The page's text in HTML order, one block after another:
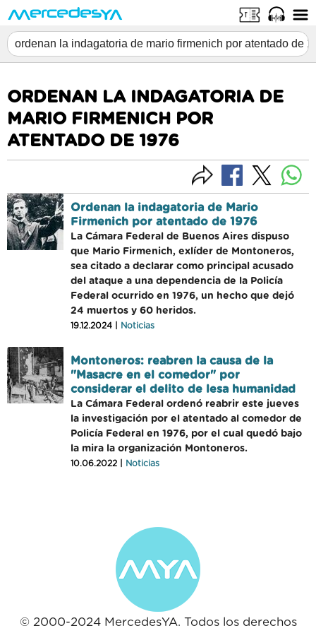
ORDENAN LA INDAGATORIA DE
MARIO FIRMENICH POR
ATENTADO DE 1976
Ordenan la indagatoria de Mario
Firmenich por atentado de 1976
La Cámara Federal de Buenos Aires dispuso
que Mario Firmenich, exlíder de Montoneros,
sea citado a declarar como principal acusado
del ataque a una dependencia de la Policía
Federal ocurrido en 1976, un hecho que dejó
24 muertos y 60 heridos.
19.12.2024 | Noticias
Montoneros: reabren la causa de la
"Masacre en el comedor" por
considerar el delito de lesa humanidad
La Cámara Federal ordenó reabrir este jueves
la investigación por el atentado al comedor de
Policía Federal en 1976, por el cual quedó bajo
la mira la organización Montoneros.
10.06.2022 | Noticias
© 2000-2024 MercedesYA. Todos los derechos